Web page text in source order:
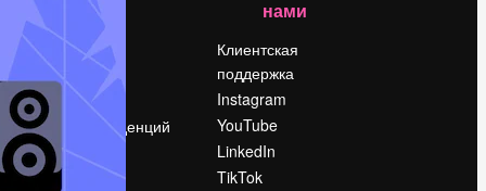
О нас
Reviews
Вакансии
Поиск тенденций
Блог
События
нами
Клиентская
поддержка
Instagram
YouTube
LinkedIn
TikTok